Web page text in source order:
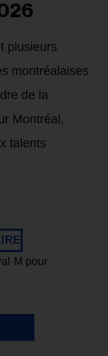
plusieurs
montréalaises
de la
Montréal,
talents
M pour